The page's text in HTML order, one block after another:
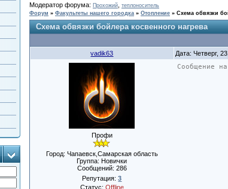
Модератор форума: Прохожий, теплоноситель
Форум » Факультеты нашего городка » Отопление » Схема обвязки
Схема обвязки бойлера косвенного нагрева
vadik63 Дата: Четверг,
Профи
Город: Чапаевск,Самарская область
Группа: Новички
Сообщений: 286
Репутация:3
Статус: Offline
Сообщение